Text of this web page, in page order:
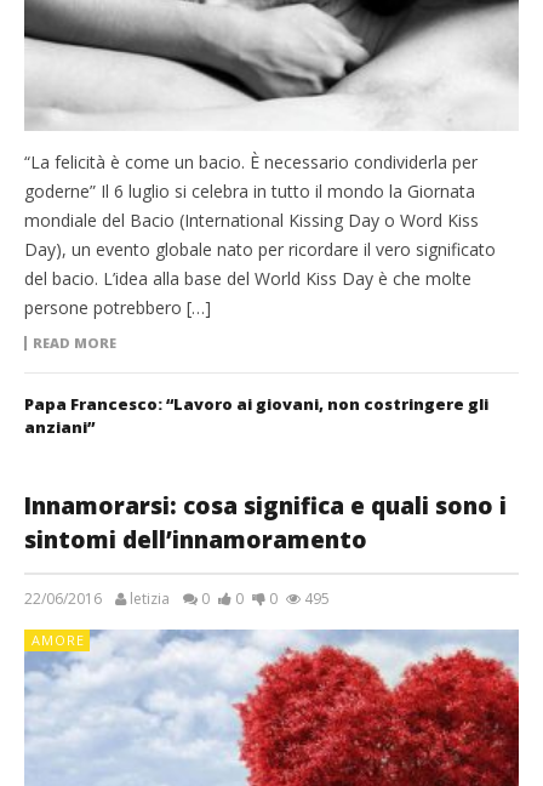
“La felicità è come un bacio. È necessario condividerla per
goderne” Il 6 luglio si celebra in tutto il mondo la Giornata
mondiale del Bacio (International Kissing Day o Word Kiss
Day), un evento globale nato per ricordare il vero significato
del bacio. L’idea alla base del World Kiss Day è che molte
persone potrebbero […]
READ MORE
Papa Francesco: “Lavoro ai giovani, non costringere gli
anziani”
Innamorarsi: cosa significa e quali sono i
sintomi dell’innamoramento
22/06/2016 letizia 0 0 0 495
AMORE